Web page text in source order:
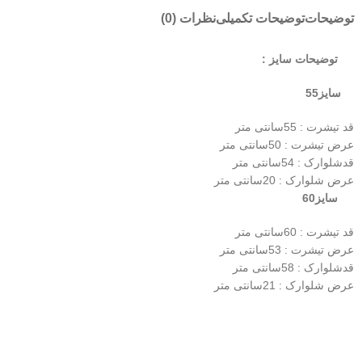
توضیحاتتوضیحات تکمیلینظرات (0)
توضیحات سایز :
سایز55
قد تیشرت : 55سانتی متر
عرض تیشرت : 50سانتی متر
قدشلوارک : 54سانتی متر
عرض شلوارک : 20سانتی متر
سایز60
قد تیشرت : 60سانتی متر
عرض تیشرت : 53سانتی متر
قدشلوارک : 58سانتی متر
عرض شلوارک : 21سانتی متر